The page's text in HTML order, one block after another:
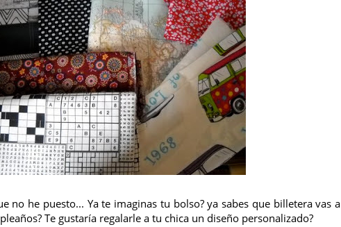
no he puesto... Ya te imaginas tu bolso? ya sabes que billetera vas a
Te gustaría regalarle a tu chica un diseño personalizado?